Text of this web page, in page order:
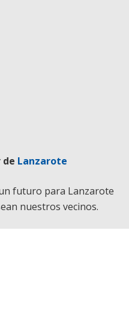
de Lanzarote
futuro para Lanzarote
nuestros vecinos.